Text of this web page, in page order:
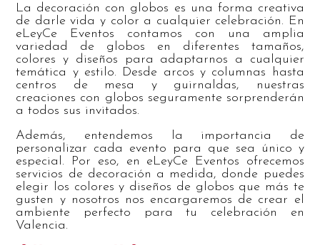
La decoración con globos es una forma creativa
de darle vida y color a cualquier celebración. En
eLeyCe Eventos contamos con una amplia
variedad de globos en diferentes tamaños,
colores y diseños para adaptarnos a cualquier
temática y estilo. Desde arcos y columnas hasta
centros de mesa y guirnaldas, nuestras
creaciones con globos seguramente sorprenderán
a todos sus invitados.
Además, entendemos la importancia de
personalizar cada evento para que sea único y
especial. Por eso, en eLeyCe Eventos ofrecemos
servicios de decoración a medida, donde puedes
elegir los colores y diseños de globos que más te
gusten y nosotros nos encargaremos de crear el
ambiente perfecto para tu celebración en
Valencia.